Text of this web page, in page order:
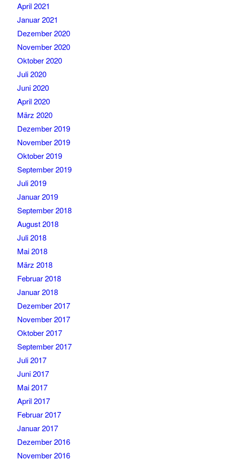
April 2021
Januar 2021
Dezember 2020
November 2020
Oktober 2020
Juli 2020
Juni 2020
April 2020
März 2020
Dezember 2019
November 2019
Oktober 2019
September 2019
Juli 2019
Januar 2019
September 2018
August 2018
Juli 2018
Mai 2018
März 2018
Februar 2018
Januar 2018
Dezember 2017
November 2017
Oktober 2017
September 2017
Juli 2017
Juni 2017
Mai 2017
April 2017
Februar 2017
Januar 2017
Dezember 2016
November 2016